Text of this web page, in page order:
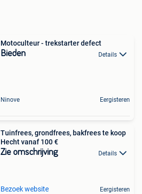
Motoculteur - trekstarter defect
Bieden Details
Ninove Eergisteren
Tuinfrees, grondfrees, bakfrees te koop
Hecht vanaf 100 €
Zie omschrijving Details
Bezoek website Eergisteren